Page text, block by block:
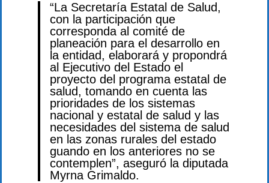
“La Secretaría Estatal de Salud,
con la participación que
corresponda al comité de
planeación para el desarrollo en
la entidad, elaborará y propondrá
al Ejecutivo del Estado el
proyecto del programa estatal de
salud, tomando en cuenta las
prioridades de los sistemas
nacional y estatal de salud y las
necesidades del sistema de salud
en las zonas rurales del estado
guando en los anteriores no se
contemplen”, aseguró la diputada
Myrna Grimaldo.